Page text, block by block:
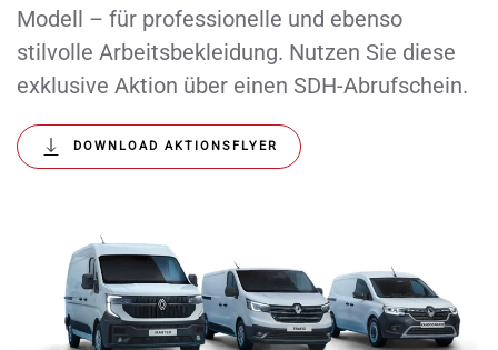
Modell – für professionelle und ebenso
stilvolle Arbeitsbekleidung. Nutzen Sie diese
exklusive Aktion über einen SDH-Abrufschein.
DOWNLOAD AKTIONSFLYER